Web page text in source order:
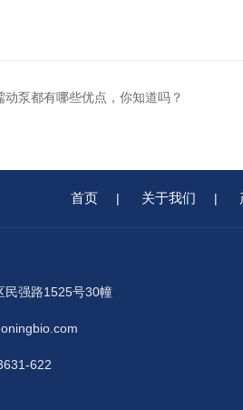
动泵都有哪些优点，你知道吗？
首页 | 关于我们 |
民强路1525号30幢
622